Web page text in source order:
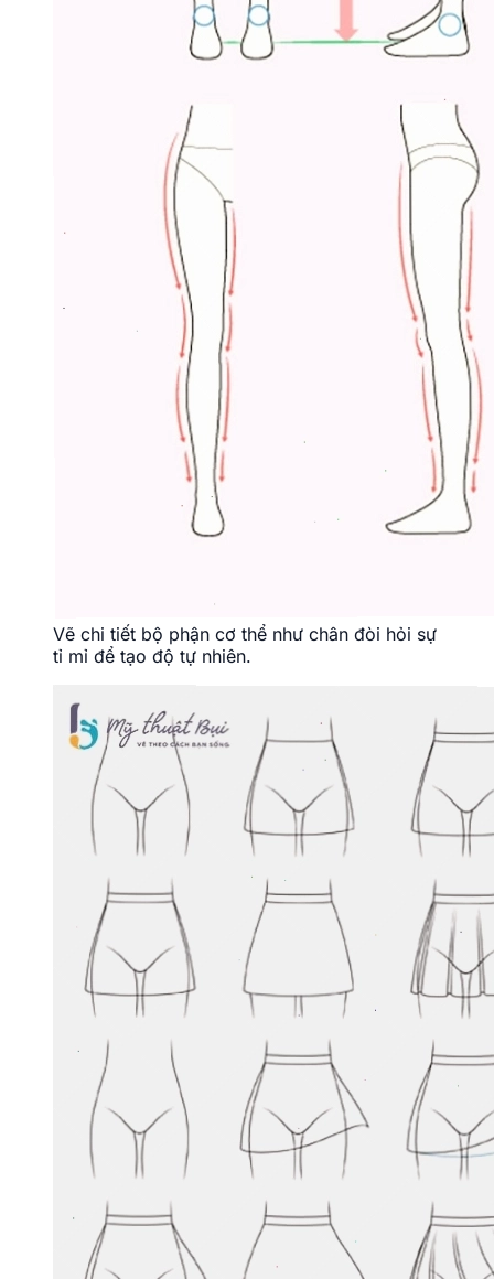
Vẽ chi tiết bộ phận cơ thể như chân đòi hỏi sự
tỉ mỉ để tạo độ tự nhiên.